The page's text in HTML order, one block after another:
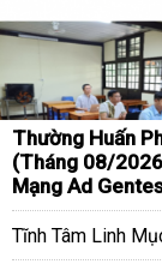
Thường Huấn
(Tháng 08/
Mạng Ad
Tĩnh Tâm Linh